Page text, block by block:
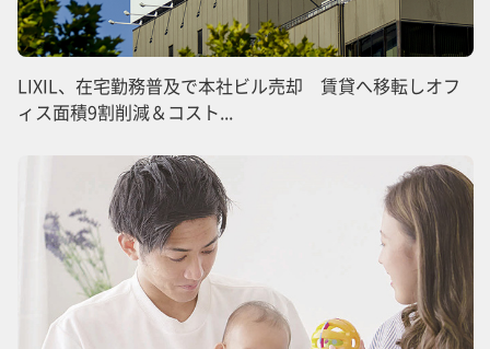
LIXIL、在宅勤務普及で本社ビル売却 賃貸へ移転しオフ
ィス面積9割削減＆コスト...